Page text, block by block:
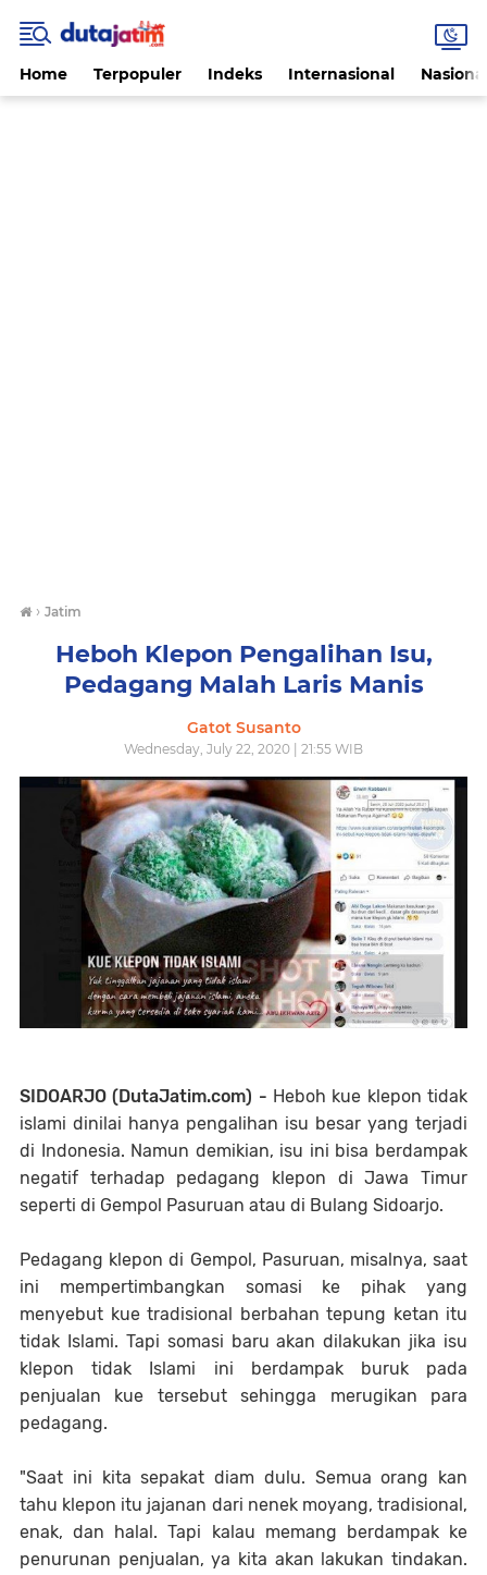
Home Terpopuler Indeks Internasional
› Jatim
Heboh Klepon Pengalihan Isu,
Pedagang Malah Laris Manis
Gatot Susanto
Wednesday, July 22, 2020 | 21:55 WIB
SIDOARJO (DutaJatim.com) - Heboh kue klepon tidak
islami dinilai hanya pengalihan isu besar yang terjadi
di Indonesia. Namun demikian, isu ini bisa berdampak
negatif terhadap pedagang klepon di Jawa Timur
seperti di Gempol Pasuruan atau di Bulang Sidoarjo.
Pedagang klepon di Gempol, Pasuruan, misalnya, saat
ini mempertimbangkan somasi ke pihak yang
menyebut kue tradisional berbahan tepung ketan itu
tidak Islami. Tapi somasi baru akan dilakukan jika isu
klepon tidak Islami ini berdampak buruk pada
penjualan kue tersebut sehingga merugikan para
pedagang.
"Saat ini kita sepakat diam dulu. Semua orang kan
tahu klepon itu jajanan dari nenek moyang, tradisional,
enak, dan halal. Tapi kalau memang berdampak ke
penurunan penjualan, ya kita akan lakukan tindakan.